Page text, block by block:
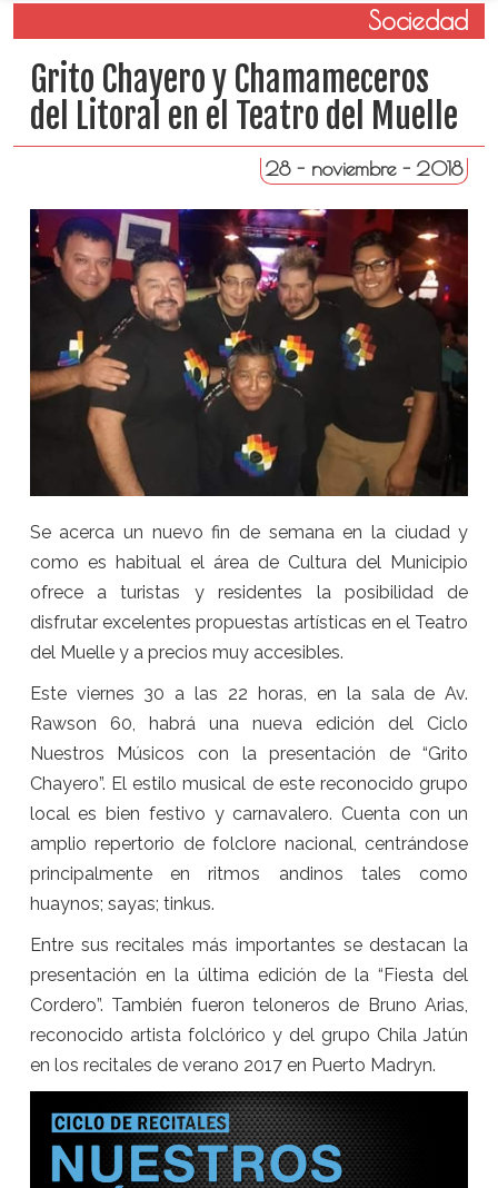
Sociedad
Grito Chayero y Chamameceros
del Litoral en el Teatro del Muelle
28 - noviembre - 2018
Se acerca un nuevo fin de semana en la ciudad y
como es habitual el área de Cultura del Municipio
ofrece a turistas y residentes la posibilidad de
disfrutar excelentes propuestas artísticas en el Teatro
del Muelle y a precios muy accesibles.
Este viernes 30 a las 22 horas, en la sala de Av.
Rawson 60, habrá una nueva edición del Ciclo
Nuestros Músicos con la presentación de “Grito
Chayero”. El estilo musical de este reconocido grupo
local es bien festivo y carnavalero. Cuenta con un
amplio repertorio de folclore nacional, centrándose
principalmente en ritmos andinos tales como
huaynos; sayas; tinkus.
Entre sus recitales más importantes se destacan la
presentación en la última edición de la “Fiesta del
Cordero”. También fueron teloneros de Bruno Arias,
reconocido artista folclórico y del grupo Chila Jatún
en los recitales de verano 2017 en Puerto Madryn.